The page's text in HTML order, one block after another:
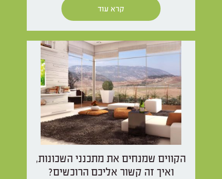
קרא עוד
הקווים שמנחים את מתכנני השכונות,
ואיך זה קשור אליכם הרוכשים?